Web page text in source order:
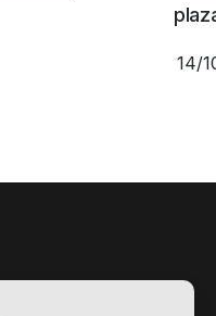
plaza Mercosur